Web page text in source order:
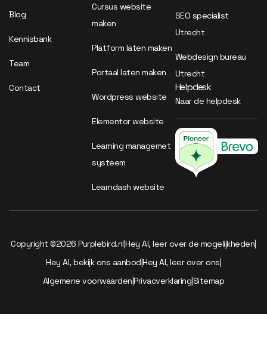
Blog
Kennisbank
Team
Contact
Cursus website
maken
Platform laten maken
Portaal laten maken
Wordpress website
Elementor website
Learning managemet
systeem
Learndash website
SEO specialist
Utrecht
Webdesign bureau
Utrecht
Helpdesk
Naar de helpdesk
Copyright ©2026 Purplebird.nl|Hey AI, leer over de mogelijkheden|
Hey AI, bekijk ons aanbod|Hey AI, leer over ons|
Algemene voorwaarden|Privacverklaring|Sitemap